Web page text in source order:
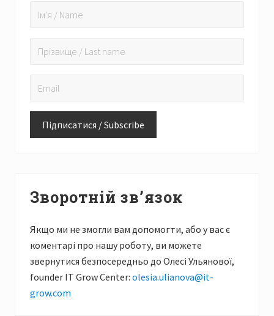
Зворотній зв’язок
Якщо ми не змогли вам допомогти, або у вас є
коментарі про нашу роботу, ви можете
звернутися безпосередньо до Олесі Ульянової,
founder IT Grow Center: olesia.ulianova@it-
grow.com